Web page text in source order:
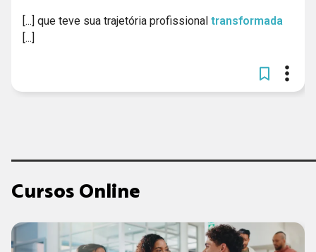
[...] que teve sua trajetória profissional transformada
[...]
Cursos Online